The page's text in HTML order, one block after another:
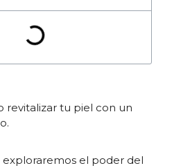
revitalizar tu piel con un
exploraremos el poder del